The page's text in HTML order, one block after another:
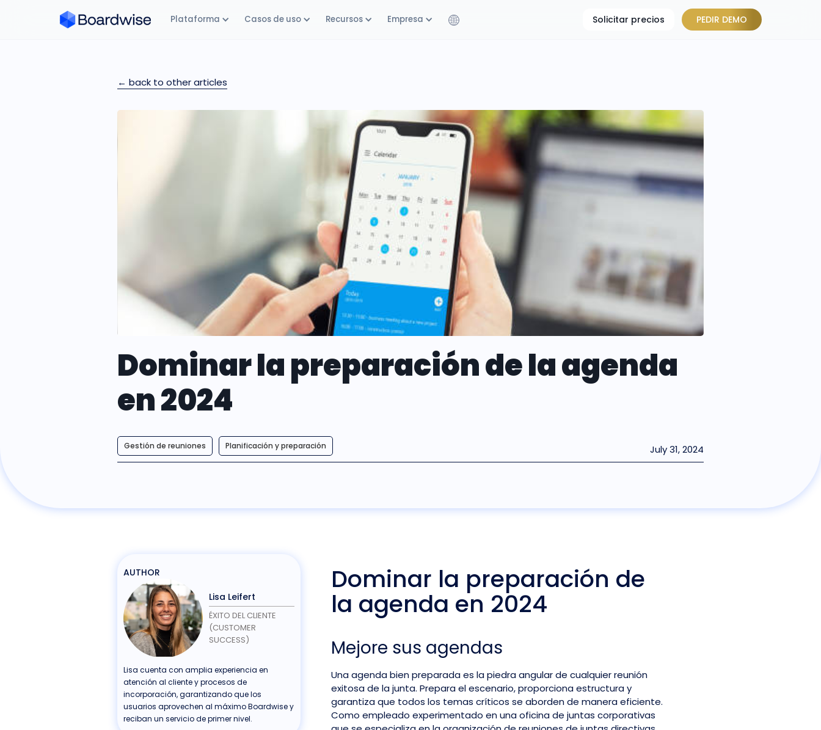
Plataforma Casos de uso Recursos Empresa Solicitar precios PEDIR DEMO
← back to other articles
Dominar la preparación de la agenda
en 2024
Gestión de reuniones Planificación y preparación July 31, 2024
AUTHOR
Lisa Leifert
ÉXITO DEL CLIENTE
(CUSTOMER
SUCCESS)
Lisa cuenta con amplia experiencia en
atención al cliente y procesos de
incorporación, garantizando que los
usuarios aprovechen al máximo Boardwise y
reciban un servicio de primer nivel.
Dominar la preparación de
la agenda en 2024
Mejore sus agendas
Una agenda bien preparada es la piedra angular de cualquier reunión
exitosa de la junta. Prepara el escenario, proporciona estructura y
garantiza que todos los temas críticos se aborden de manera eficiente.
Como empleado experimentado en una oficina de juntas corporativas